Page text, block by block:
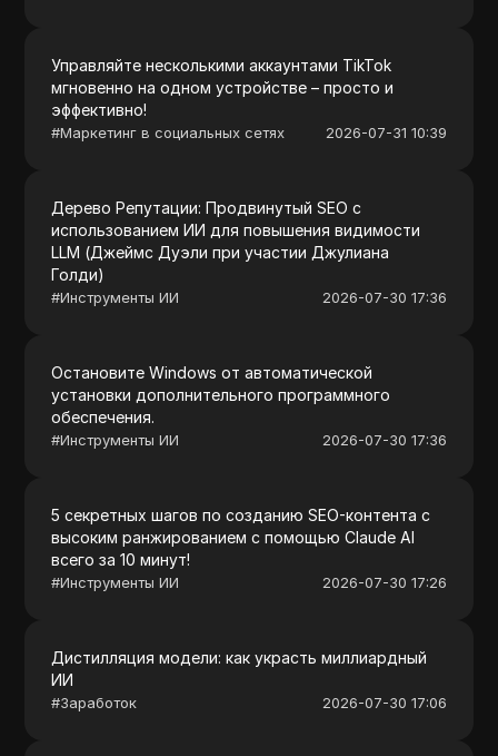
Управляйте несколькими аккаунтами TikTok
мгновенно на одном устройстве – просто и
эффективно!
#Маркетинг в социальных сетях 2026-07-31 10:39
Дерево Репутации: Продвинутый SEO с
использованием ИИ для повышения видимости
LLM (Джеймс Дуэли при участии Джулиана
Голди)
#Инструменты ИИ 2026-07-30 17:36
Остановите Windows от автоматической
установки дополнительного программного
обеспечения.
#Инструменты ИИ 2026-07-30 17:36
5 секретных шагов по созданию SEO-контента с
высоким ранжированием с помощью Claude AI
всего за 10 минут!
#Инструменты ИИ 2026-07-30 17:26
Дистилляция модели: как украсть миллиардный
ИИ
#Заработок 2026-07-30 17:06